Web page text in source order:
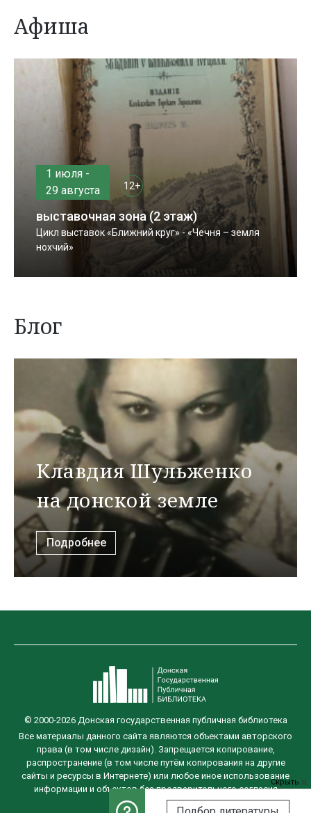
Афиша
1 июля -
29 августа
12+
выставочная зона (2 этаж)
Цикл выставок «Ближний круг» - «Чечня – земля
нохчий»
Блог
Клавдия Шульженко
на донской земле
Подробнее
Скрыть
© 2000-2026 Донская государственная публичная библиотека
Все материалы данного сайта являются объектами авторского
права (в том числе дизайн). Запрещается копирование,
распространение (в том числе путём копирования на другие
сайты и ресурсы в Интернете) или любое иное использование
информации и объектов без предварительного согласия
правообладателя.